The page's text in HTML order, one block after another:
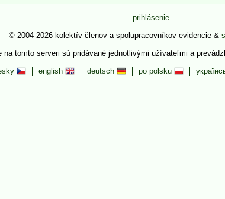
prihlásenie
© 2004-2026 kolektív členov a spolupracovníkov evidencie &
na tomto serveri sú pridávané jednotlivými užívateľmi a
english deutsch po polsku